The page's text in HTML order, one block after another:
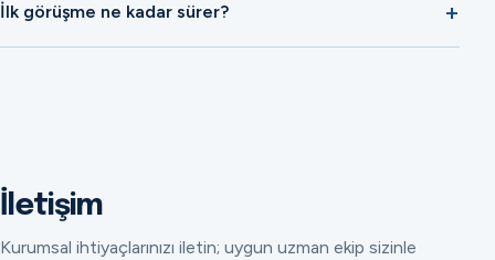
İlk görüşme ne kadar sürer?
İletişim
Kurumsal ihtiyaçlarınızı iletin; uygun uzman ekip sizinle